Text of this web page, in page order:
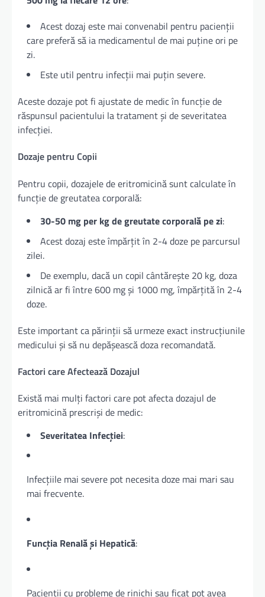
Acest dozaj este mai convenabil pentru pacienții
care preferă să ia medicamentul de mai puține ori pe
zi.
Este util pentru infecții mai puțin severe.
Aceste dozaje pot fi ajustate de medic în funcție de
răspunsul pacientului la tratament și de severitatea
infecției.
Dozaje pentru Copii
Pentru copii, dozajele de eritromicină sunt calculate în
funcție de greutatea corporală:
30-50 mg per kg de greutate corporală pe zi:
Acest dozaj este împărțit în 2-4 doze pe parcursul
zilei.
De exemplu, dacă un copil cântărește 20 kg, doza
zilnică ar fi între 600 mg și 1000 mg, împărțită în 2-4
doze.
Este important ca părinții să urmeze exact instrucțiunile
medicului și să nu depășească doza recomandată.
Factori care Afectează Dozajul
Există mai mulți factori care pot afecta dozajul de
eritromicină prescriși de medic:
Severitatea Infecției:
Infecțiile mai severe pot necesita doze mai mari sau
mai frecvente.
Funcția Renală și Hepatică:
Pacienții cu probleme de rinichi sau ficat pot avea